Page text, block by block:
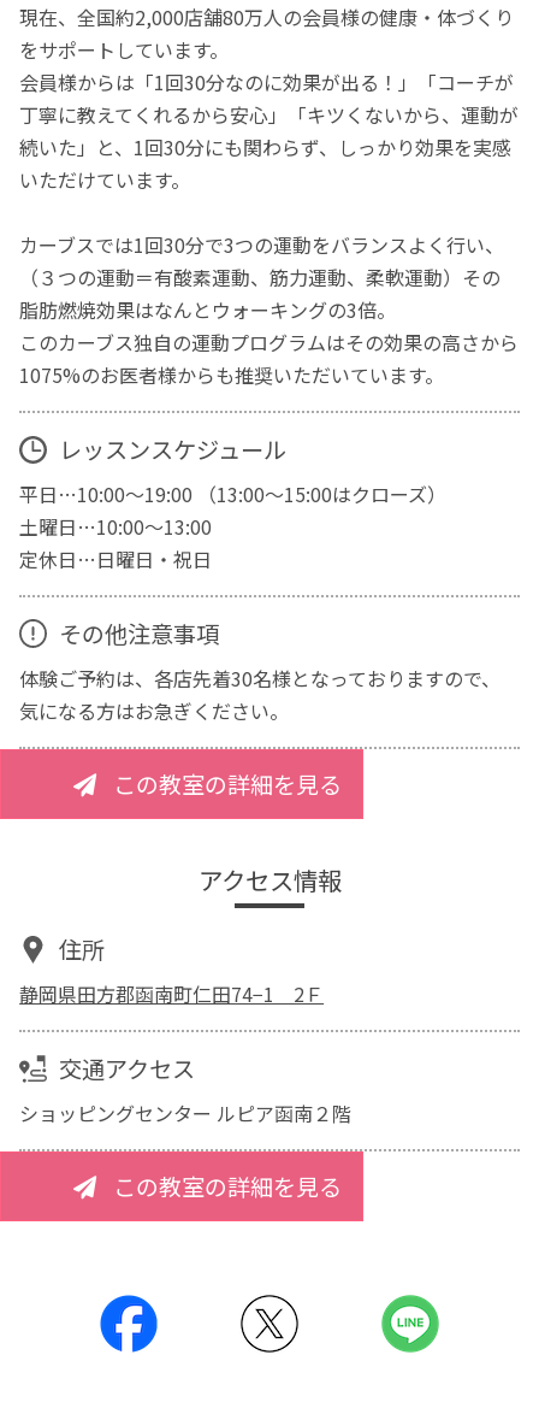
現在、全国約2,000店舗80万人の会員様の健康・体づくり
をサポートしています。
会員様からは「1回30分なのに効果が出る！」「コーチが
丁寧に教えてくれるから安心」「キツくないから、運動が
続いた」と、1回30分にも関わらず、しっかり効果を実感
いただけています。
カーブスでは1回30分で3つの運動をバランスよく行い、
（３つの運動＝有酸素運動、筋力運動、柔軟運動）その
脂肪燃焼効果はなんとウォーキングの3倍。
このカーブス独自の運動プログラムはその効果の高さから
1075%のお医者様からも推奨いただいています。
レッスンスケジュール
平日…10:00～19:00 （13:00～15:00はクローズ）
土曜日…10:00～13:00
定休日…日曜日・祝日
その他注意事項
体験ご予約は、各店先着30名様となっておりますので、
気になる方はお急ぎください。
この教室の詳細を見る
アクセス情報
住所
静岡県田方郡函南町仁田74−1 2Ｆ
交通アクセス
ショッピングセンター ルピア函南２階
この教室の詳細を見る